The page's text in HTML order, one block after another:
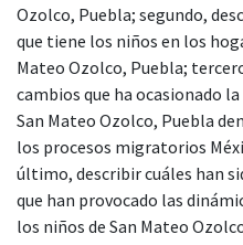
Ozolco, Puebla; segundo,
que tiene los niños en los
Mateo Ozolco, Puebla;
cambios que ha ocasionado
San Mateo Ozolco, Puebla
los procesos migratorios
último, describir cuáles han
que han provocado las
los niños de San Mateo